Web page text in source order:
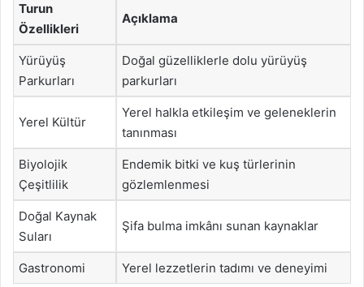
Turun
Özellikleri
Açıklama
Yürüyüş
Parkurları
Doğal güzelliklerle dolu yürüyüş
parkurları
Yerel Kültür
Yerel halkla etkileşim ve geleneklerin
tanınması
Biyolojik
Çeşitlilik
Endemik bitki ve kuş türlerinin
gözlemlenmesi
Doğal Kaynak
Suları
Şifa bulma imkânı sunan kaynaklar
Gastronomi Yerel lezzetlerin tadımı ve deneyimi